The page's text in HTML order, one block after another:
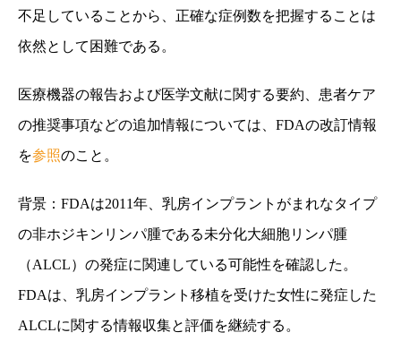
不足していることから、正確な症例数を把握することは
依然として困難である。
医療機器の報告および医学文献に関する要約、患者ケア
の推奨事項などの追加情報については、FDAの改訂情報
を参照のこと。
背景： FDAは2011年、乳房インプラントがまれなタイプ
の非ホジキンリンパ腫である未分化大細胞リンパ腫
（ALCL）の発症に関連している可能性を確認した。
FDAは、乳房インプラント移植を受けた女性に発症した
ALCLに関する情報収集と評価を継続する。